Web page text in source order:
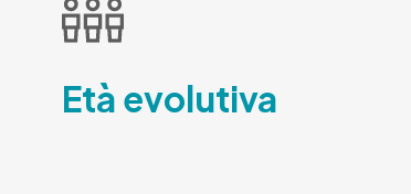
Età evolutiva